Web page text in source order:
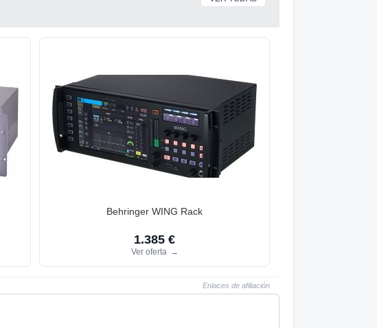
Behringer WING Rack
1.385 €
Ver oferta →
Enlaces de afiliación